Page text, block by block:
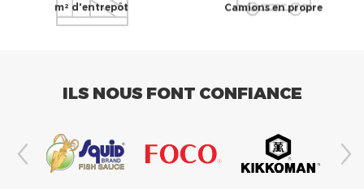
m² d'entrepôt Camions en propre
ILS NOUS FONT CONFIANCE